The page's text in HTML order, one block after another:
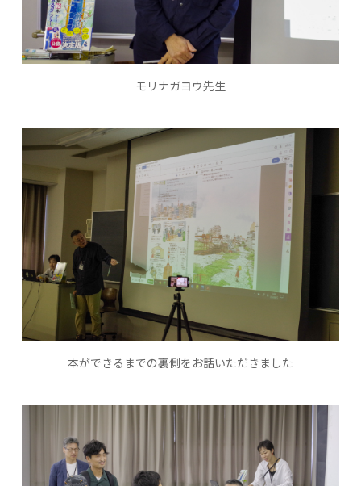
モリナガヨウ先生
本ができるまでの裏側をお話いただきました